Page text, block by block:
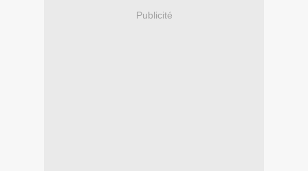
Publicité